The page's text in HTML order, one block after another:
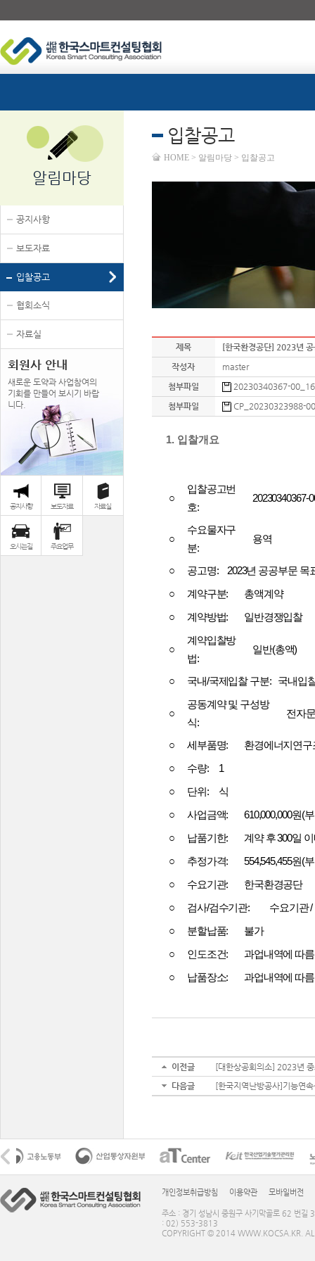
알림마당
공지사항
보도자료
입찰공고
협회소식
자료실
회원사 안내
새로운 도약과 사업참여의
기회를 만들어 보시기 바랍
니다.
공지사항 보도자료 자료실
오시는길 주요업무
입찰공고
HOME > 알림마당 > 입찰공고
제목
[한국환경공단] 2023년
작성자
master
첨부파일
20230340367-
첨부파일
CP_20230323988-
1. 입찰개요
○
입찰공고번
호:
20230340367-
○
수요물자구
분:
용역
○ 공고명: 2023년 공공부문 목
○ 계약구분: 총액계약
○ 계약방법: 일반경쟁입찰
○
계약입찰방
법:
일반(총액)
○ 국내/국제입찰 구분: 국내입
○
공동계약 및 구성방
식:
전자
○ 세부품명: 환경에너지연
○ 수량: 1
○ 단위 : 식
○ 사업금액: 610,000,000원(
○ 납품기한: 계약 후300일
○ 추정가격: 554,545,455원(
○ 수요기관: 한국환경공단
○ 검사/검수기관: 수요기관/
○ 분할납품: 불가
○ 인도조건: 과업내역에 따름
○ 납품장소: 과업내역에 따름
이전글
[대한상공회의소] 2023년
다음글
[한국지역난방공사]기능연
개인정보취급방침 이용약관 모바일버전
주소 : 경기 성남시 중원구 사기막골로 62 번
: 02) 553-3813
COPYRIGHT © 2014 WWW.KOCSA.KR.